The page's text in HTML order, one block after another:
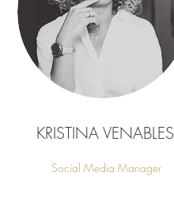
KRISTINA VENABLES
Social Media Manager